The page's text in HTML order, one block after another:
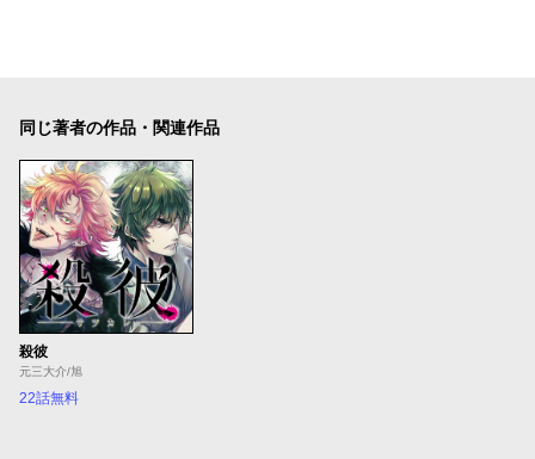
同じ著者の作品・関連作品
殺彼
元三大介/旭
22話無料